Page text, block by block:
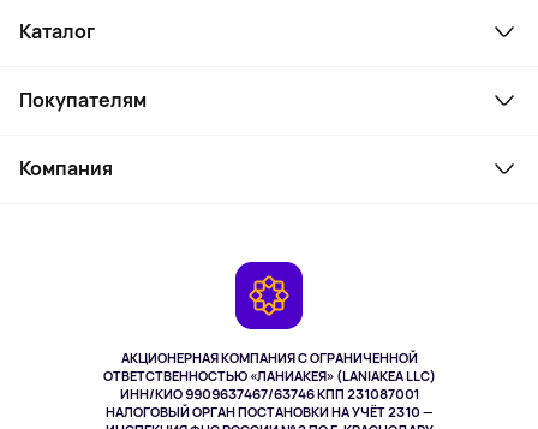
АКЦИОНЕРНАЯ КОМПАНИЯ С ОГРАНИЧЕННОЙ
ОТВЕТСТВЕННОСТЬЮ «ЛАНИАКЕЯ» (LANIAKEA LLC)
ИНН/КИО 9909637467/63746 КПП 231087001
НАЛОГОВЫЙ ОРГАН ПОСТАНОВКИ НА УЧЁТ 2310 —
Каталог
Ноутбуки, мониторы, VR
Косметика и уход
Покупателям
Как заказать
Компания